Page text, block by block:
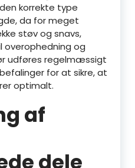
korrekte type
da for meget
støv og snavs,
overophedning og
udføres regelmæssigt
for at sikre, at
optimalt.
af
dele